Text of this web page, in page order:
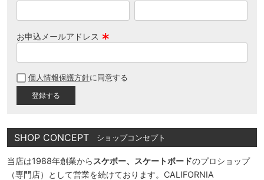
お申込メールアドレス
須
個人情報保護方針に同意する
SHOP CONCEPT ショップコンセプト
当店は1988年創業から スケボー、スケートボードのプロショップ
（専門店）として営業を続けております。CALIFORNIA